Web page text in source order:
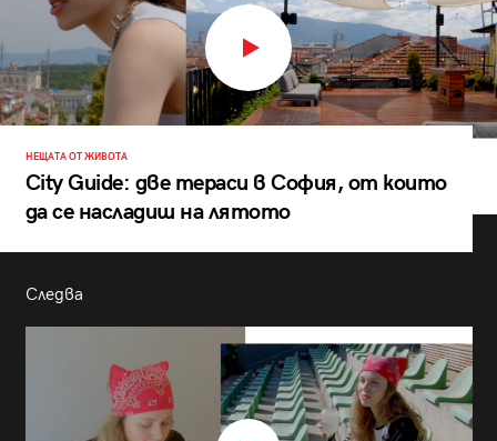
НЕЩАТА ОТ ЖИВОТА
City Guide: две тераси в София, от които
да се насладиш на лятото
Следва